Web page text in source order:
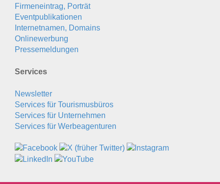
Firmeneintrag, Porträt
Eventpublikationen
Internetnamen, Domains
Onlinewerbung
Pressemeldungen
Services
Newsletter
Services für Tourismusbüros
Services für Unternehmen
Services für Werbeagenturen